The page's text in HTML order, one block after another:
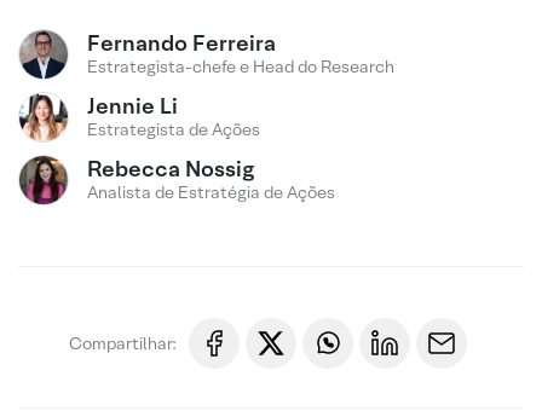
Fernando Ferreira
Estrategista-chefe e Head do Research
Jennie Li
Estrategista de Ações
Rebecca Nossig
Analista de Estratégia de Ações
Compartilhar: